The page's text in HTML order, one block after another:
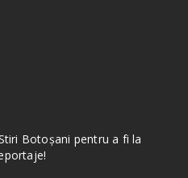
Botoșani pentru a fi la